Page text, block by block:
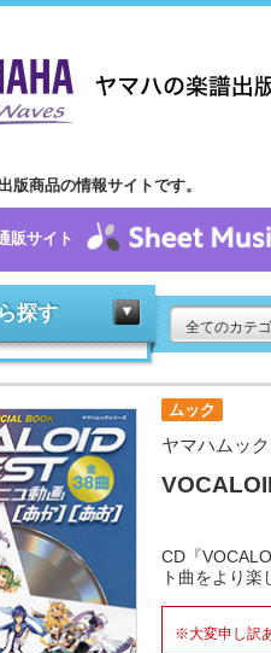
版商品の情報サイトです。
販サイト
探す
全てのカテ
ムック
ヤマハムッ
CD『
ト曲をより楽
※大変申し訳